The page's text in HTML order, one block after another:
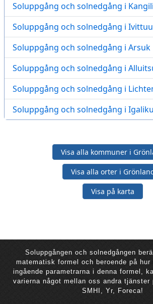
Soluppgång och solnedgång i
Soluppgång och solnedgång i
Soluppgång och solnedgång i Arsuk
Soluppgång och solnedgång i
Soluppgång och solnedgång i
Soluppgång och solnedgång i Igaliku
Visa alla kommuner i
Visa alla orter i
Visa på karta
Soluppgången och solnedgången
matematisk formel och beroende på hur
ingående parametrarna i denna formel,
varierna något mellan oss andra
SMHI, Yr, Foreca!